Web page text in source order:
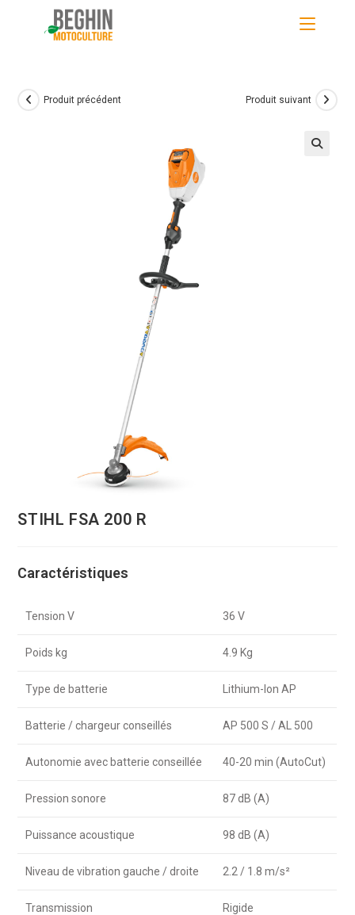
Produit précédent Produit suivant
STIHL FSA 200 R
Caractéristiques
Tension V 36 V
Poids kg 4.9 Kg
Type de batterie Lithium-Ion AP
Batterie / chargeur conseillés AP 500 S / AL 500
Autonomie avec batterie conseillée 40-20 min (AutoCut)
Pression sonore 87 dB (A)
Puissance acoustique 98 dB (A)
Niveau de vibration gauche / droite 2.2 / 1.8 m/s²
Transmission Rigide